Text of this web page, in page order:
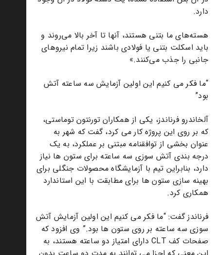
دارد.
هسته‌های ما بتنی هستند، آنها تا آخر بالا می‌روند و
باید اسکلت بتنی یا فولادی باشند زیرا تمام نیروهای
جانبی را جذب می‌کنند.»
“ما فکر می کنیم این اولین آزمایش سه ساعته آتش
بود”
آلخاندرو فرناندز، یکی از همکاران تورنتون توماستی،
که بر روی این پروژه کار می کرد، گفت که شهر به
عنوان بخشی از توافقنامه مبتنی بر عملکرد، به یک
درجه بندی آتش سوزی سه ساعته برای ستون ها نیاز
دارد، بنابراین تیم با آزمایشگاه محصولات جنگلی برای
بهینه سازی ستون ها برای مطابقت با این استاندارد
همکاری کرد.
فرناندز گفت: “ما فکر می کنیم این اولین آزمایش آتش
سوزی سه ساعته بر روی ستون ها بود.” وی افزود که
صفحات کف CLT دارای امتیاز دو ساعته هستند، به